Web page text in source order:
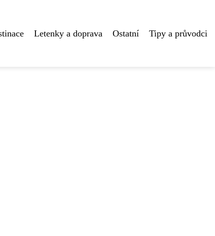
Letenky a doprava Ostatní Tipy a průvodci